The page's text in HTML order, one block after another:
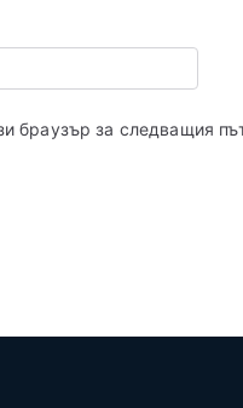
браузър за следващия